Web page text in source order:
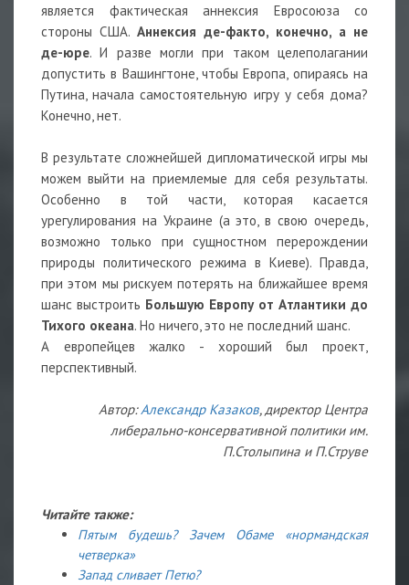
является фактическая аннексия Евросоюза со
стороны США. Аннексия де-факто, конечно, а не
де-юре. И разве могли при таком целеполагании
допустить в Вашингтоне, чтобы Европа, опираясь на
Путина, начала самостоятельную игру у себя дома?
Конечно, нет.
В результате сложнейшей дипломатической игры мы
можем выйти на приемлемые для себя результаты.
Особенно в той части, которая касается
урегулирования на Украине (а это, в свою очередь,
возможно только при сущностном перерождении
природы политического режима в Киеве). Правда,
при этом мы рискуем потерять на ближайшее время
шанс выстроить Большую Европу от Атлантики до
Тихого океана. Но ничего, это не последний шанс.
А европейцев жалко - хороший был проект,
перспективный.
Автор:Александр Казаков, директор Центра
либерально-консервативной политики им.
П.Столыпина и П.Струве
Читайте также:
Пятым будешь? Зачем Обаме «нормандская
четверка»
Запад сливает Петю?